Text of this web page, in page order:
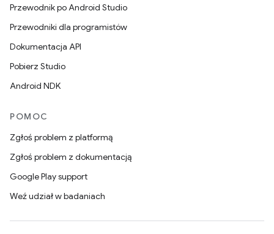
Przewodnik po Android Studio
Przewodniki dla programistów
Dokumentacja API
Pobierz Studio
Android NDK
POMOC
Zgłoś problem z platformą
Zgłoś problem z dokumentacją
Google Play support
Weź udział w badaniach